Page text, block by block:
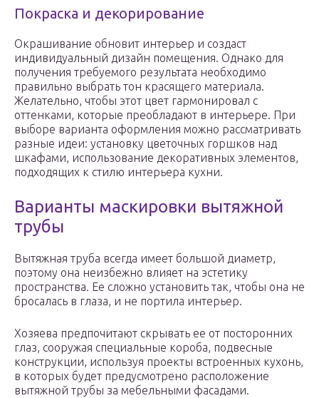
Покраска и декорирование
Окрашивание обновит интерьер и создаст
индивидуальный дизайн помещения. Однако для
получения требуемого результата необходимо
правильно выбрать тон красящего материала.
Желательно, чтобы этот цвет гармонировал с
оттенками, которые преобладают в интерьере. При
выборе варианта оформления можно рассматривать
разные идеи: установку цветочных горшков над
шкафами, использование декоративных элементов,
подходящих к стилю интерьера кухни.
Варианты маскировки вытяжной
трубы
Вытяжная труба всегда имеет большой диаметр,
поэтому она неизбежно влияет на эстетику
пространства. Ее сложно установить так, чтобы она не
бросалась в глаза, и не портила интерьер.
Хозяева предпочитают скрывать ее от посторонних
глаз, сооружая специальные короба, подвесные
конструкции, используя проекты встроенных кухонь,
в которых будет предусмотрено расположение
вытяжной трубы за мебельными фасадами.